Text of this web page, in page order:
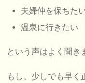
夫婦仲を保ちた
温泉に行きたい
という声はよく聞き
もし、少しでも早く